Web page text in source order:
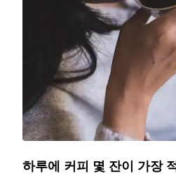
하루에 커피 몇 잔이 가장